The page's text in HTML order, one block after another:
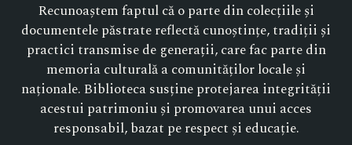
Recunoaștem faptul că o parte din colecțiile și
documentele păstrate reflectă cunoștințe, tradiții și
practici transmise de generații, care fac parte din
memoria culturală a comunităților locale și
naționale. Biblioteca susține protejarea integrității
acestui patrimoniu și promovarea unui acces
responsabil, bazat pe respect și educație.